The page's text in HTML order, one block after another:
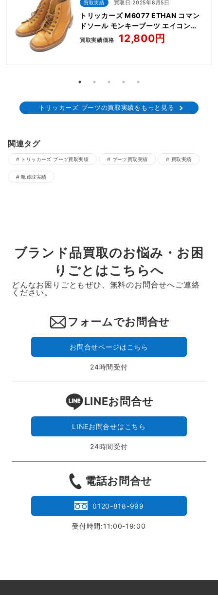
買取実績 買取日 2025年8月5日
トリッカーズ M6077 ETHAN コマン
ドソール モンキーブーツ エイコン
UK6.5
買取実績価格 12,800円
トリッカーズ ブーツの買取実績をもっと見る
関連タグ
トリッカーズ ブーツ買取実績 ブーツ買取実績 買取実績
靴買取実績
ブランド品買取のお悩み・お困
りごとはこちらへ
どんなお困りごともぜひ、無料のお問合せへご連絡
ください。
フォームでお問合せ
お問合せページはこちら
24時間受付
LINEお問合せ
LINEお問合せはこちら
24時間受付
電話お問合せ
0120-818-999
受付時間:11:00-19:00